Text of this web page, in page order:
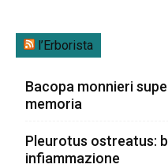
l’Erborista
Bacopa monnieri
memoria
Pleurotus ostreatus:
infiammazione